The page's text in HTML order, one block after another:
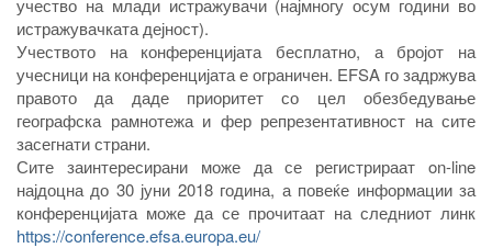
истражувачката дејност).
Учеството на конференцијата бесплатно, а бројот на
учесници на конференцијата е ограничен. EFSA го задржува
правото да даде приоритет со цел обезбедување
географска рамнотежа и фер репрезентативност на сите
засегнати страни.
Сите заинтересирани може да се регистрираат on-line
најдоцна до 30 јуни 2018 година, а повеќе информации за
конференцијата може да се прочитаат на следниот линк
https://conference.efsa.europa.eu/